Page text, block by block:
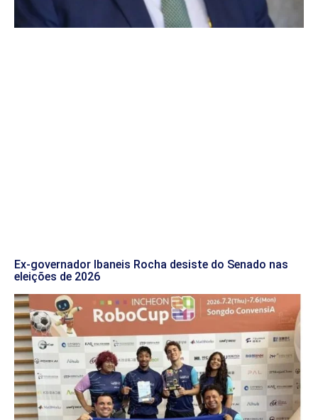
Ex-governador Ibaneis Rocha desiste do Senado nas
eleições de 2026